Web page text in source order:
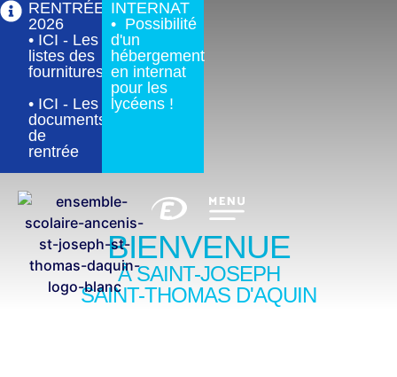
RENTRÉE
2026
• ICI - Les
listes des
fournitures
• ICI - Les
documents
de
rentrée
INTERNAT
• Possibilité
d'un
hébergement
en internat
pour les
lycéens !
BIENVENUE
À SAINT-JOSEPH
SAINT-THOMAS D'AQUIN